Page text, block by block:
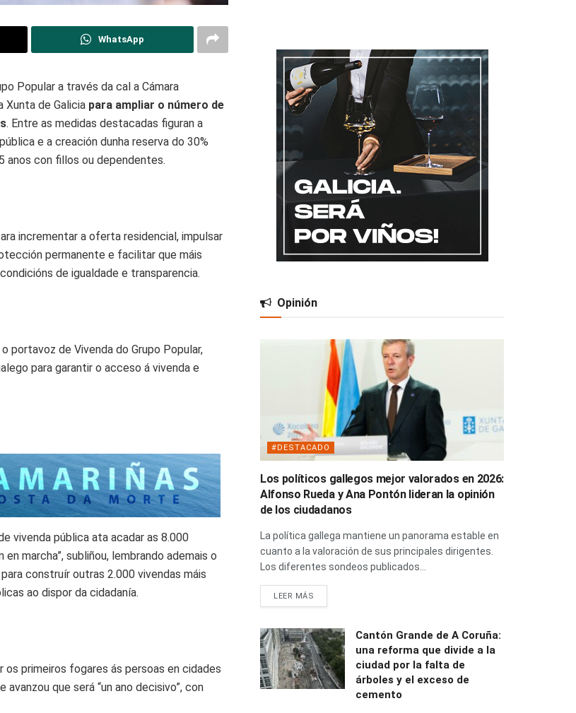
WhatsApp
Popular a través da cal a Cámara
de Galicia para ampliar o número de
. Entre as medidas destacadas figuran a
e a creación dunha reserva do 30%
anos con fillos ou dependentes.
incrementar a oferta residencial, impulsar
permanente e facilitar que máis
de igualdade e transparencia.
portavoz de Vivenda do Grupo Popular,
para garantir o acceso á vivenda e
vivenda pública ata acadar as 8.000
marcha”, subliñou, lembrando ademais o
construír outras 2.000 vivendas máis
ao dispor da cidadanía.
primeiros fogares ás persoas en cidades
que será “un ano decisivo”, con
Opinión
#DESTACADO
Los políticos gallegos mejor valorados en 2026:
Alfonso Rueda y Ana Pontón lideran la opinión
de los ciudadanos
La política gallega mantiene un panorama estable en
cuanto a la valoración de sus principales dirigentes.
Los diferentes sondeos publicados...
LEER MÁS
Cantón Grande de A Coruña:
una reforma que divide a la
ciudad por la falta de
árboles y el exceso de
cemento